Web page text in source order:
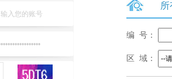
编 号：
区 域：